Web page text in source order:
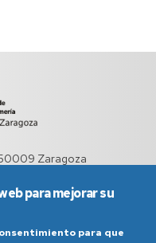
Zaragoza
para mejorar su
para que